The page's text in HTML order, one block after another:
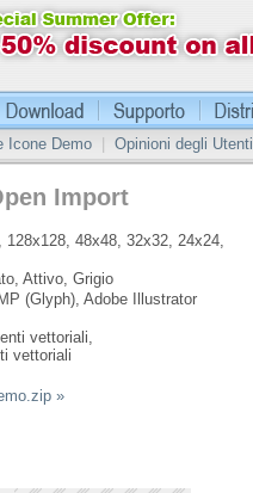
Icone Demo Opinioni degli Utenti
Import
128x128, 48x48, 32x32, 24x24,
Attivo, Grigio
(Glyph), Adobe Illustrator
vettoriali,
vettoriali
»